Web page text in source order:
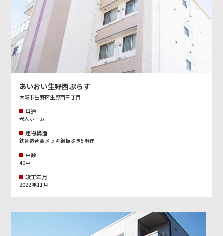
あいおい生野西ぷらす
大阪市生野区生野西三丁目
用途
老人ホーム
建物構造
鉄骨造合金メッキ鋼板ぶき5階建
戸数
40戸
竣工年月
2022年11月